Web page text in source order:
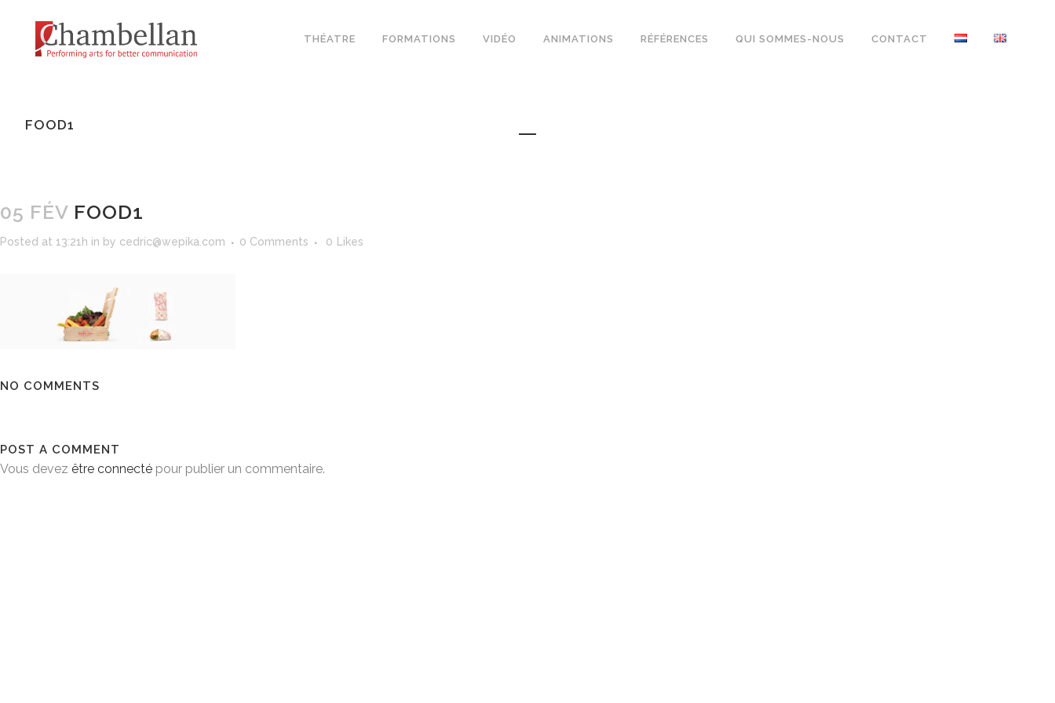
THÉATRE FORMATIONS VIDÉO ANIMATIONS RÉFÉRENCES QUI SOMMES-NOUS CONTACT
FOOD1
05 FÉV FOOD1
Posted at 13:21h in by cedric@wepika.com 0 Comments 0 Likes
NO COMMENTS
POST A COMMENT
Vous devez être connecté pour publier un commentaire.